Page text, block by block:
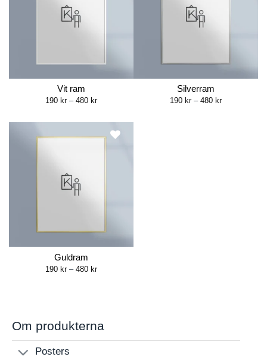
Vit ram
190 kr – 480 krPrice
through
480 kr
Silverram
190 kr – 480 krPrice
Guldram
190 kr – 480 krPrice
Om produkterna
Posters